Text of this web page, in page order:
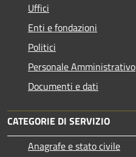
Uffici
Enti e fondazioni
Politici
Personale Amministrativo
Documenti e dati
CATEGORIE DI SERVIZIO
Anagrafe e stato civile